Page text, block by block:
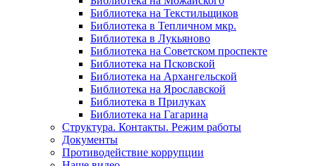
Библиотека на Текстильщиков
Библиотека в Тепличном мкр.
Библиотека в Лукьяново
Библиотека на Советском проспекте
Библиотека на Псковской
Библиотека на Архангельской
Библиотека на Ярославской
Библиотека в Прилуках
Библиотека на Гагарина
Структура. Контакты. Режим работы
Документы
Противодействие коррупции